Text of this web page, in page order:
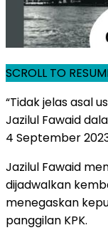
SCROLL TO
“Tidak jelas asal
Jazilul Fawaid
4 September
Jazilul Fawaid
dijadwalkan
menegaskan
panggilan KPK.